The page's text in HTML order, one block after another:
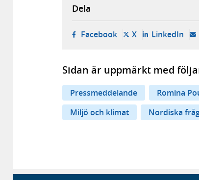
Dela
Facebook- öppnas i ny flik,
X- öppnas i ny
LinkedIn-
Sidan är uppmärkt med
Pressmeddelande Romina
Miljö och klimat
Nordiska